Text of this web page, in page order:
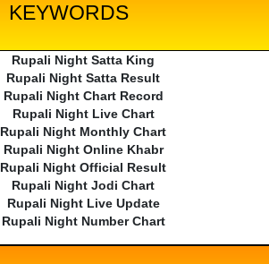
KEYWORDS
Rupali Night Satta King
Rupali Night Satta Result
Rupali Night Chart Record
Rupali Night Live Chart
Rupali Night Monthly Chart
Rupali Night Online Khabr
Rupali Night Official Result
Rupali Night Jodi Chart
Rupali Night Live Update
Rupali Night Number Chart